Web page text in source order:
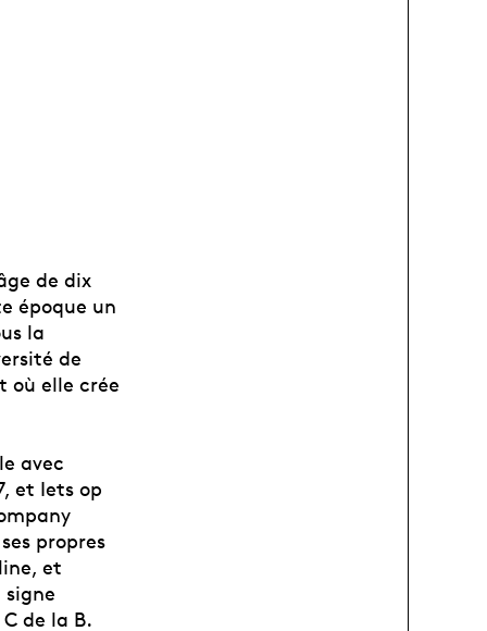
de dix
époque un
la
de
où elle crée
avec
et Iets op
propres
et
de la B.